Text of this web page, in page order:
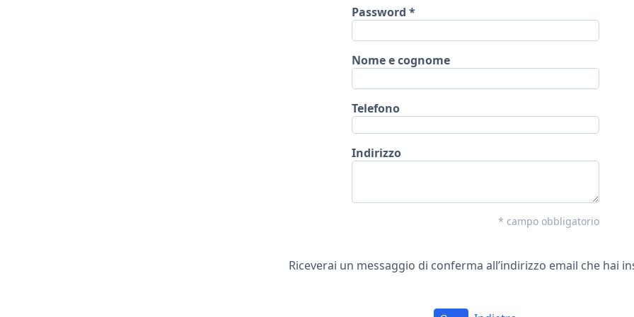
Password
Nome e cognome
Telefono
Indirizzo
* campo obbligatorio
Riceverai un messaggio di conferma all’indirizzo email che hai